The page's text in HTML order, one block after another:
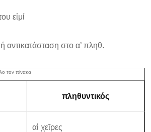
εἰμί
αντικατάσταση στο α’ πληθ.
πληθυντικός
αἱ χεῖρες